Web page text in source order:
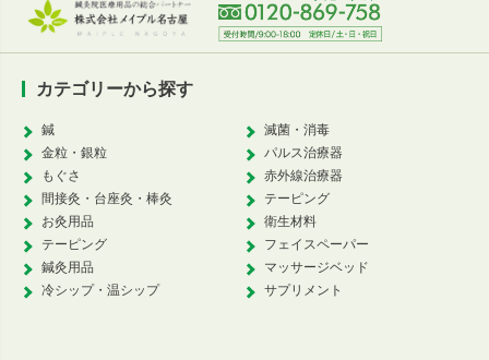
カテゴリーから探す
鍼
金粒・銀粒
もぐさ
間接灸・台座灸・棒灸
お灸用品
テーピング
鍼灸用品
冷シップ・温シップ
滅菌・消毒
パルス治療器
赤外線治療器
テーピング
衛生材料
フェイスペーパー
マッサージベッド
サプリメント